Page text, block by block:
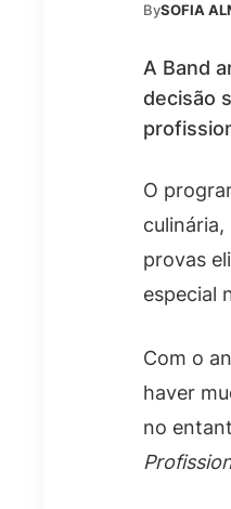
BySOFIA
A Band
decisão
O
provas
especial
Com o
haver
no